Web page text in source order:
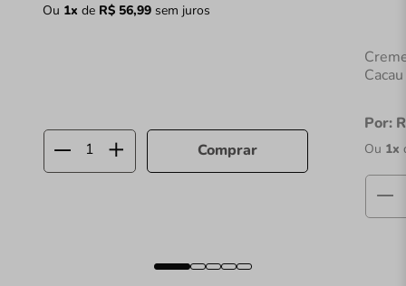
Ou 1x de R$ 56,99sem juros
Comprar
Por:
Ou 1x